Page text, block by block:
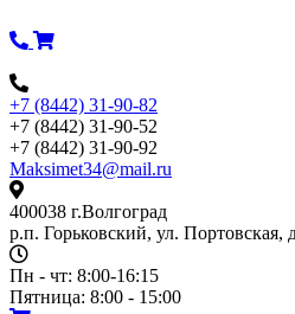
к
+7 (8442) 31-90-82
+7 (8442) 31-90-52
+7 (8442) 31-90-92
Maksimet34@mail.ru
400038 г.Волгоград
р.п. Горьковский, ул. Портовская,
Пн - чт: 8:00-16:15
Пятница: 8:00 - 15:00